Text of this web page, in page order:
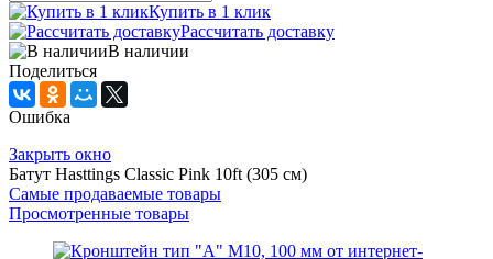
Купить в 1 клик
Рассчитать доставку
В наличии
Поделиться
Ошибка
Закрыть окно
Батут Hasttings Classic Pink 10ft (305 см)
Самые продаваемые товары
Просмотренные товары